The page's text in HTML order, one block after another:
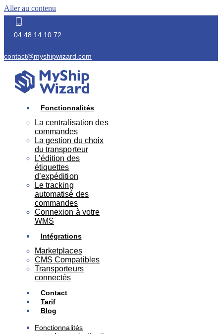
Aller au contenu
04 48 14 10 72
contact@myshipwizard.com
Fonctionnalités
La centralisation des
commandes
La gestion du choix
du transporteur
L’édition des
étiquettes
d’expédition
Le tracking
automatisé des
commandes
Connexion à votre
WMS
Intégrations
Marketplaces
CMS Compatibles
Transporteurs
connectés
Contact
Tarif
Blog
Fonctionnalités